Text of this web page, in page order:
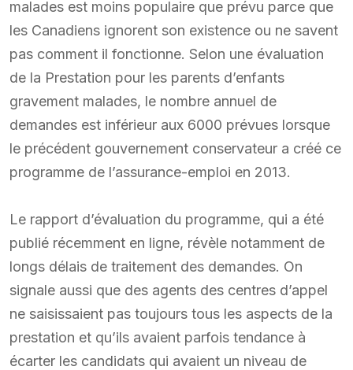
malades est moins populaire que prévu parce que
les Canadiens ignorent son existence ou ne savent
pas comment il fonctionne. Selon une évaluation
de la Prestation pour les parents d’enfants
gravement malades, le nombre annuel de
demandes est inférieur aux 6000 prévues lorsque
le précédent gouvernement conservateur a créé ce
programme de l’assurance-emploi en 2013.
Le rapport d’évaluation du programme, qui a été
publié récemment en ligne, révèle notamment de
longs délais de traitement des demandes. On
signale aussi que des agents des centres d’appel
ne saisissaient pas toujours tous les aspects de la
prestation et qu’ils avaient parfois tendance à
écarter les candidats qui avaient un niveau de